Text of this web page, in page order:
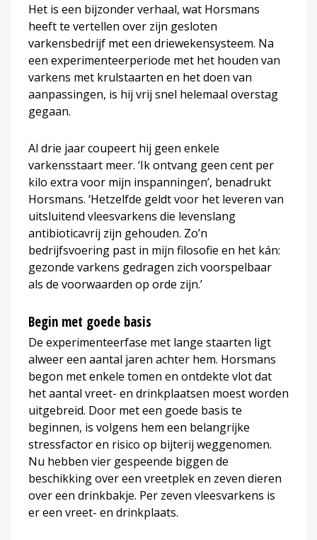
Het is een bijzonder verhaal, wat Horsmans
heeft te vertellen over zijn gesloten
varkensbedrijf met een driewekensysteem. Na
een experimenteerperiode met het houden van
varkens met krulstaarten en het doen van
aanpassingen, is hij vrij snel helemaal overstag
gegaan.
Al drie jaar coupeert hij geen enkele
varkensstaart meer. ‘Ik ontvang geen cent per
kilo extra voor mijn inspanningen’, benadrukt
Horsmans. ‘Hetzelfde geldt voor het leveren van
uitsluitend vleesvarkens die levenslang
antibioticavrij zijn gehouden. Zo’n
bedrijfsvoering past in mijn filosofie en het kán:
gezonde varkens gedragen zich voorspelbaar
als de voorwaarden op orde zijn.’
Begin met goede basis
De experimenteerfase met lange staarten ligt
alweer een aantal jaren achter hem. Horsmans
begon met enkele tomen en ontdekte vlot dat
het aantal vreet- en drinkplaatsen moest worden
uitgebreid. Door met een goede basis te
beginnen, is volgens hem een belangrijke
stressfactor en risico op bijterij weggenomen.
Nu hebben vier gespeende biggen de
beschikking over een vreetplek en zeven dieren
over een drinkbakje. Per zeven vleesvarkens is
er een vreet- en drinkplaats.